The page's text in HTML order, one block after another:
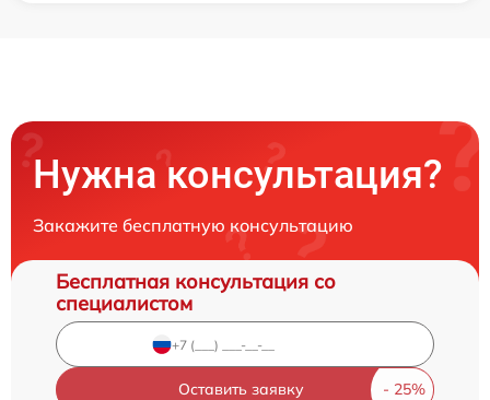
Нужна консультация?
Закажите бесплатную консультацию
Бесплатная консультация со
специалистом
Оставить заявку